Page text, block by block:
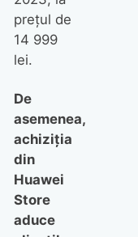
prețul de
14 999
lei.
De
asemenea,
achiziția
din
Huawei
Store
aduce